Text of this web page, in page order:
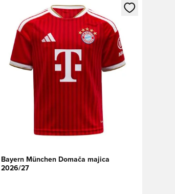
Odpre Modal za prijavo ali vpis kot član
Bayern München Domača majica
2026/27